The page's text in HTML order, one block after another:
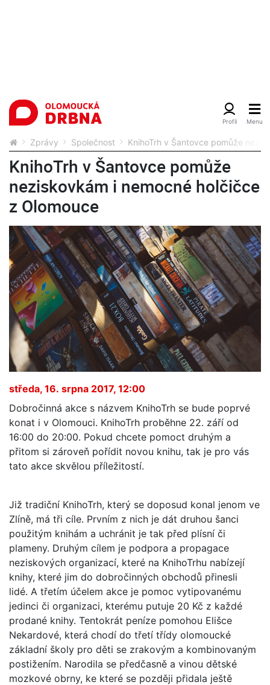
Zprávy Společnost KnihoTrh v Šantovce pomůže
KnihoTrh v Šantovce pomůže
neziskovkám i nemocné holčičce
z Olomouce
středa, 16. srpna 2017, 12:00
Dobročinná akce s názvem KnihoTrh se bude poprvé
konat i v Olomouci. KnihoTrh proběhne 22. září od
16:00 do 20:00. Pokud chcete pomoct druhým a
přitom si zároveň pořídit novou knihu, tak je pro vás
tato akce skvělou příležitostí.
Již tradiční KnihoTrh, který se doposud konal jenom ve
Zlíně, má tři cíle. Prvním z nich je dát druhou šanci
použitým knihám a uchránit je tak před plísní či
plameny. Druhým cílem je podpora a propagace
neziskových organizací, které na KnihoTrhu nabízejí
knihy, které jim do dobročinných obchodů přinesli
lidé. A třetím účelem akce je pomoc vytipovanému
jedinci či organizaci, kterému putuje 20 Kč z každé
prodané knihy. Tentokrát peníze pomohou Elišce
Nekardové, která chodí do třetí třídy olomoucké
základní školy pro děti se zrakovým a kombinovaným
postižením. Narodila se předčasně a vinou dětské
mozkové obrny, ke které se později přidala ještě